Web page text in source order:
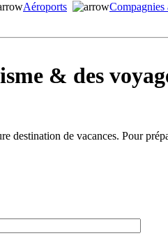
Aéroports Compagnies
& des
destination de vacances. Pour